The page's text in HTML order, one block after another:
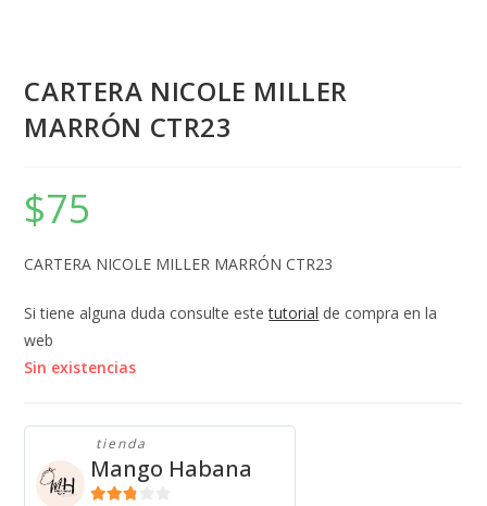
CARTERA NICOLE MILLER
MARRÓN CTR23
$75
CARTERA NICOLE MILLER MARRÓN CTR23
Si tiene alguna duda consulte estetutorial de compra en la
web
Sin existencias
tienda
Mango Habana